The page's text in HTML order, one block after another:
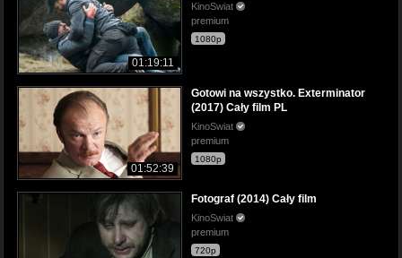
01:19:11
KinoSwiat
premium
1080p
01:52:39
Gotowi na wszystko. Exterminator
(2017) Cały film PL
KinoSwiat
premium
1080p
Fotograf (2014) Cały film
KinoSwiat
premium
720p